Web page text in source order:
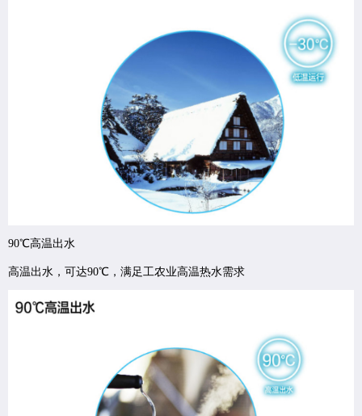
90℃高温出水
高温出水，可达90℃，满足工农业高温热水需求